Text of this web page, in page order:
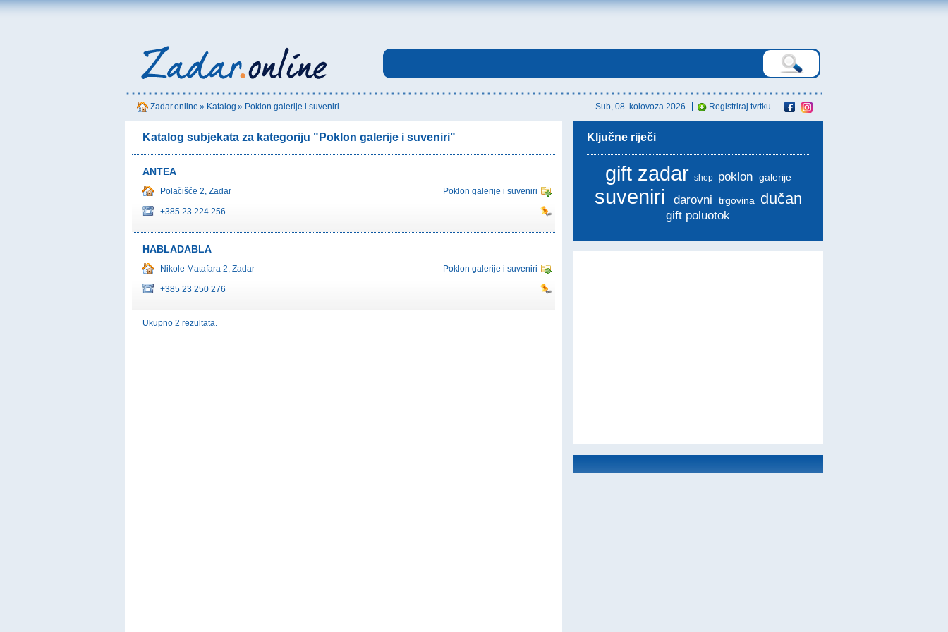
Zadar.online » Katalog » Poklon galerije i suveniri Sub, 08. kolovoza 2026. Registriraj tvrtku
Katalog subjekata za kategoriju "Poklon galerije i suveniri"
ANTEA
Polačišće 2, Zadar Poklon galerije i suveniri
+385 23 224 256
HABLADABLA
Nikole Matafara 2, Zadar Poklon galerije i suveniri
+385 23 250 276
Ukupno 2 rezultata.
Ključne riječi
gift zadar shop poklon galerije
suveniri darovni trgovina dučan
gift poluotok